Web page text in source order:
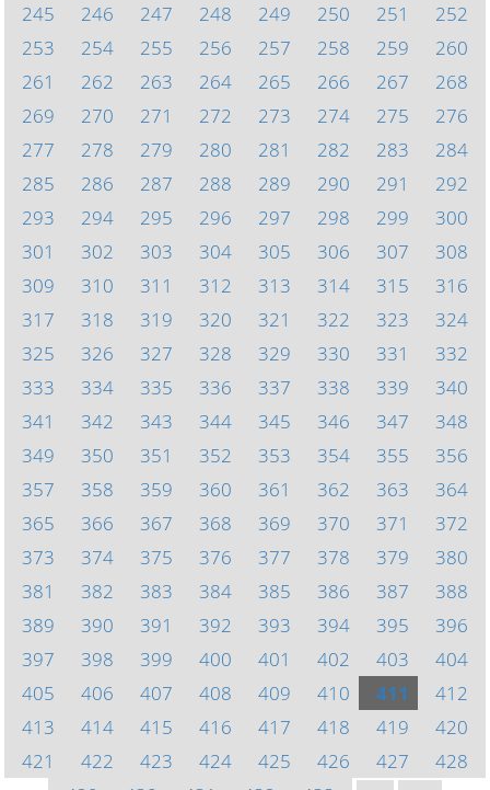
245
246 247 248 249 250 251
252
253
254 255 256 257 258 259
260
261
262 263 264 265 266 267
268
269
270 271 272 273 274 275
276
277
278 279 280 281 282 283
284
285
286 287 288 289 290 291
292
293
294 295 296 297 298 299
300
301
302 303 304 305 306 307
308
309
310 311 312 313 314 315
316
317
318 319 320 321 322 323
324
325
326 327 328 329 330 331
332
333
334 335 336 337 338 339
340
341
342 343 344 345 346 347
348
349
350 351 352 353 354 355
356
357
358 359 360 361 362 363
364
365
366 367 368 369 370 371
372
373
374 375 376 377 378 379
380
381
382 383 384 385 386 387
388
389
390 391 392 393 394 395
396
397
398 399 400 401 402 403
404
405
406 407 408 409 410 411
412
413
414 415 416 417 418 419
420
421
422 423 424 425 426 427
428